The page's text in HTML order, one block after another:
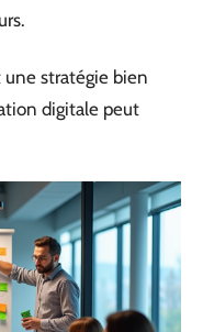
stratégie bien
digitale peut